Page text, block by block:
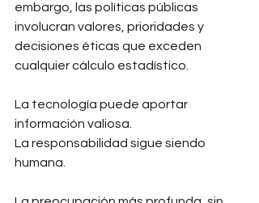
embargo, las políticas públicas
involucran valores, prioridades y
decisiones éticas que exceden
cualquier cálculo estadístico.
La tecnología puede aportar
información valiosa.
La responsabilidad sigue siendo
humana.